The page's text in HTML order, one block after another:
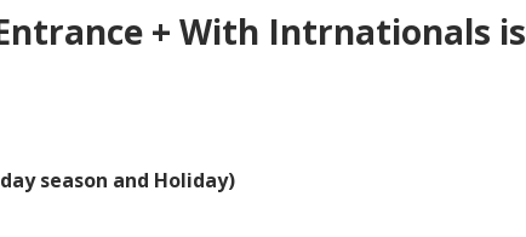
+ With Intrnationals is
season and Holiday)